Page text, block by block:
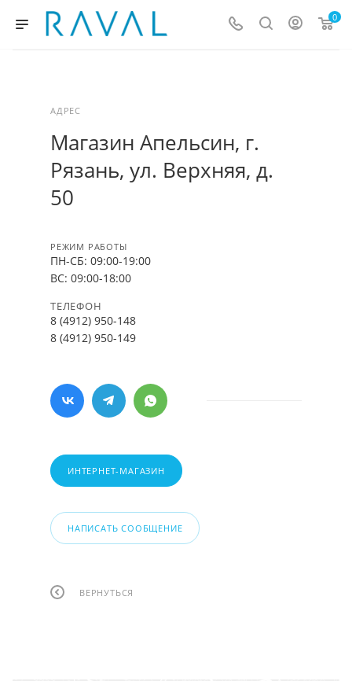
0
АДРЕС
Магазин Апельсин, г.
Рязань, ул. Верхняя, д.
50
РЕЖИМ РАБОТЫ
ПН-СБ: 09:00-19:00
ВС: 09:00-18:00
ТЕЛЕФОН
8 (4912) 950-148
8 (4912) 950-149
ИНТЕРНЕТ-МАГАЗИН
НАПИСАТЬ СООБЩЕНИЕ
ВЕРНУТЬСЯ